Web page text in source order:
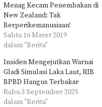
Menag Kecam Penembakan di
New Zealand: Tak
Berperikemanusiaan!
Sabtu 16 Maret 2019
dalam "Berita"
Insiden Mengejutkan Warnai
Gladi Simulasi Laka Laut, RIB
BPBD Hangus Terbakar
Rabu 3 September 2025
dalam "Berita"